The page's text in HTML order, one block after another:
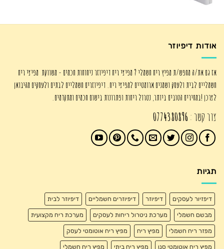
₪1,250.00.
₪725.00.
אודות דיפיוזר
אז גם את/ה מחפש/ת מפיץ ריח חשמלי ? מפיצי ריח דיפיוזר ניחוחות חכמים - משווקת מפיצי ריח
חשמליים לבית ולעסק ושמנים ארומטיים למפיצי ריח. דיפיוזרים חשמליים לבתים ולעסקים מהיבואן
לצרכן !במחירים הטובים ביותר, נטרול ריחות ופתרונות בישום חכמים ומתקדמים.
צור קשר : 0774380896
תגיות
דיפזיור לעסקים דיפיוזר דיפיוזרים חשמליים דיפיוזר לבית
מבשם חשמלי מערכת ניטרול ריחות לעסקים מערכת ריח מקצועית
מפזר ריח חשמלי מפיץ ריח מפיץ ריח אוטומטי לעסק
מפיץ ריח אוטומטי סנו מפיץ ריח ביתי מפיץ ריח חשמלי